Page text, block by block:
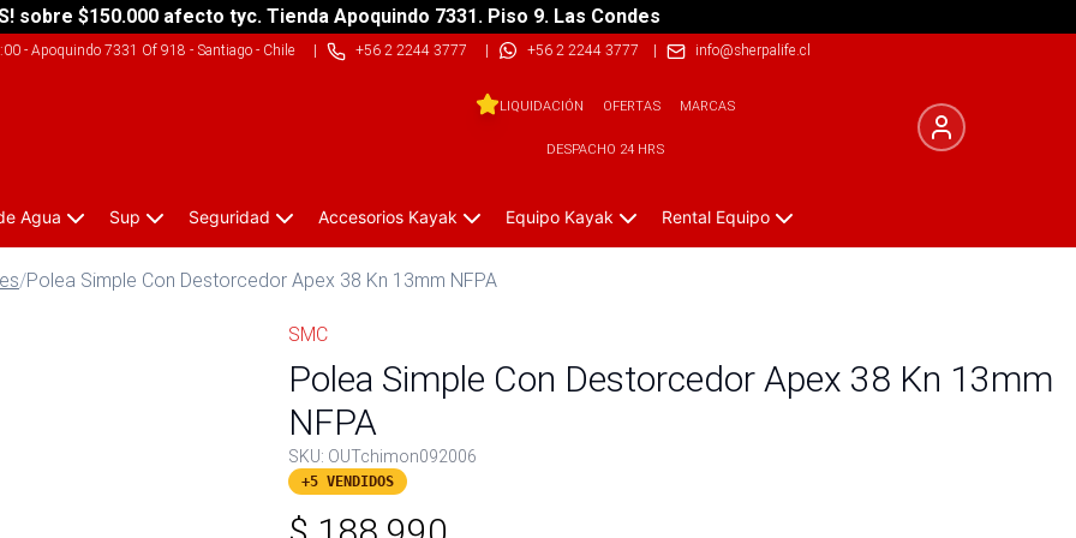
sobre $150.000 afecto tyc. Tienda Apoquindo 7331. Piso 9. Las Condes
- Apoquindo 7331 Of 918 - Santiago - Chile| +56 2 2244 3777 | +56 2 2244 3777 | info@sherpalife.cl
LIQUIDACIÓN OFERTAS MARCAS
DESPACHO 24 HRS
Agua Sup Seguridad Accesorios Kayak Equipo Kayak Rental Equipo
/Polea Simple Con Destorcedor Apex 38 Kn 13mm NFPA
SMC
Polea Simple Con Destorcedor Apex 38 Kn 13mm
NFPA
SKU: OUTchimon092006
+5 VENDIDOS